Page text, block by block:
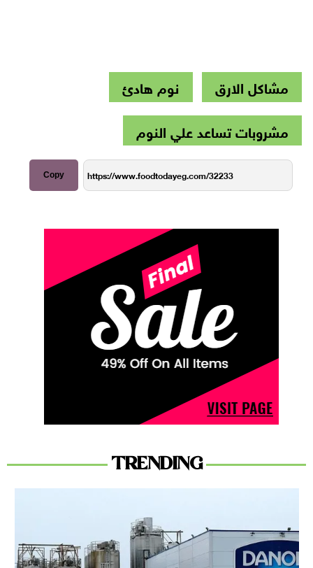
مشاكل الارق
نوم هادئ
مشروبات تساعد علي النوم
Copy
TRENDING